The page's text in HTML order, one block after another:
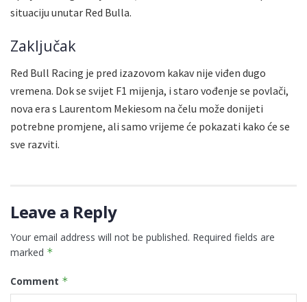
situaciju unutar Red Bulla.
Zaključak
Red Bull Racing je pred izazovom kakav nije viđen dugo
vremena. Dok se svijet F1 mijenja, i staro vođenje se povlači,
nova era s Laurentom Mekiesom na čelu može donijeti
potrebne promjene, ali samo vrijeme će pokazati kako će se
sve razviti.
Leave a Reply
Your email address will not be published. Required fields are
marked *
Comment *